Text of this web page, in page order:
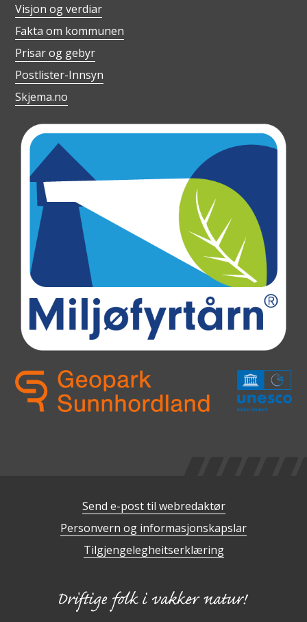
Visjon og verdiar
Fakta om kommunen
Prisar og gebyr
Postlister-Innsyn
Skjema.no
Send e-post til webredaktør
Personvern og informasjonskapslar
Tilgjengelegheitserklæring